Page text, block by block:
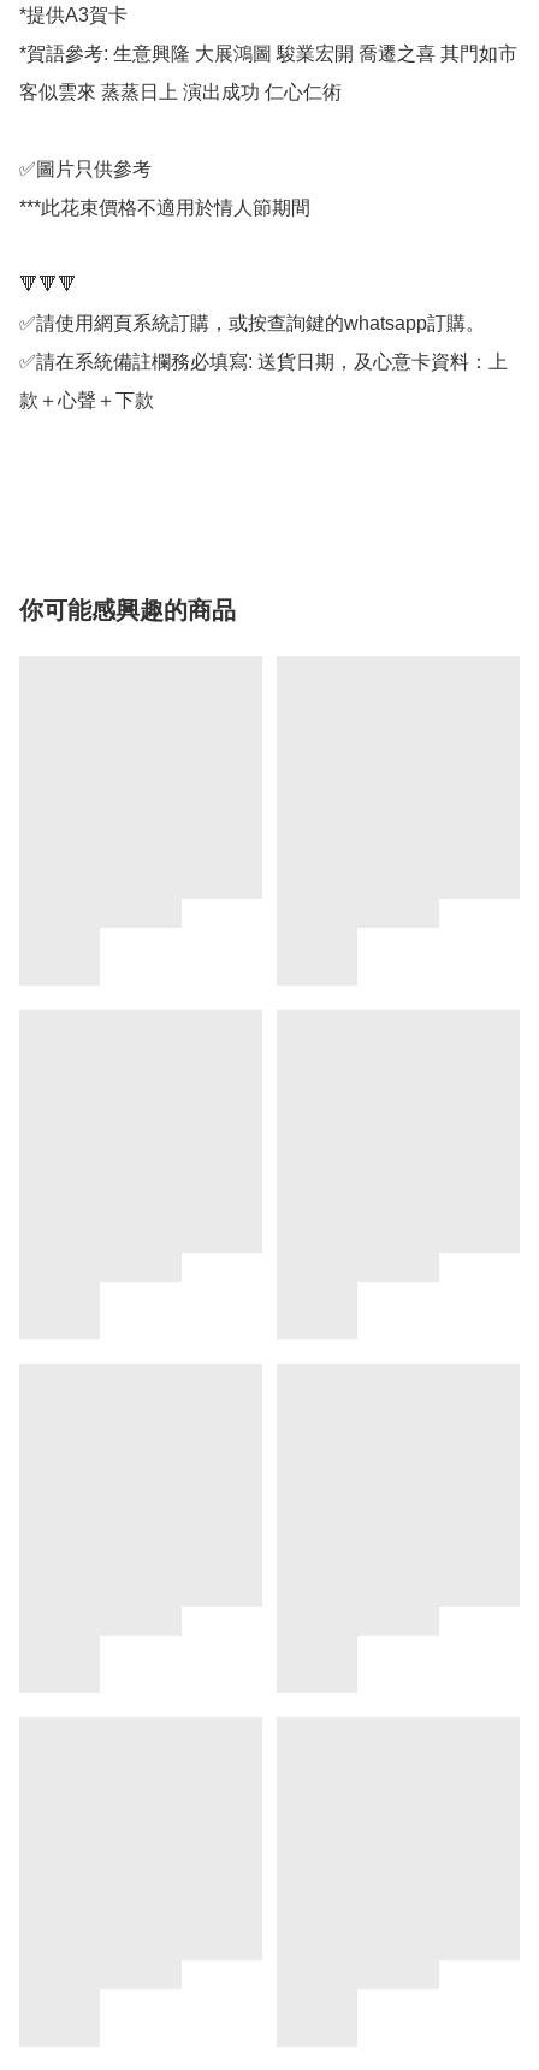
*提供A3賀卡
*賀語參考: 生意興隆 大展鴻圖 駿業宏開 喬遷之喜 其門如市
客似雲來 蒸蒸日上 演出成功 仁心仁術
✅圖片只供參考
***此花束價格不適用於情人節期間
🔻🔻🔻
✅請使用網頁系統訂購，或按查詢鍵的whatsapp訂購。
✅請在系統備註欄務必填寫: 送貨日期，及心意卡資料：上
款＋心聲＋下款
你可能感興趣的商品